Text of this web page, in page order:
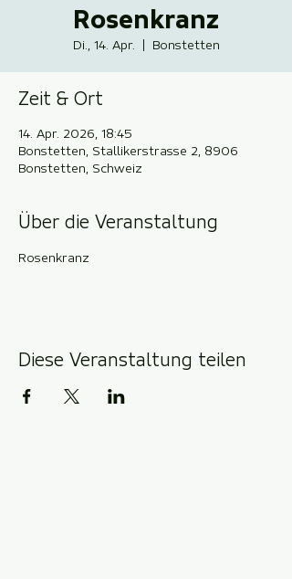
Rosenkranz
Di., 14. Apr. Bonstetten
Zeit & Ort
14. Apr. 2026, 18:45
Bonstetten, Stallikerstrasse 2, 8906
Bonstetten, Schweiz
Über die Veranstaltung
Rosenkranz
Diese Veranstaltung teilen